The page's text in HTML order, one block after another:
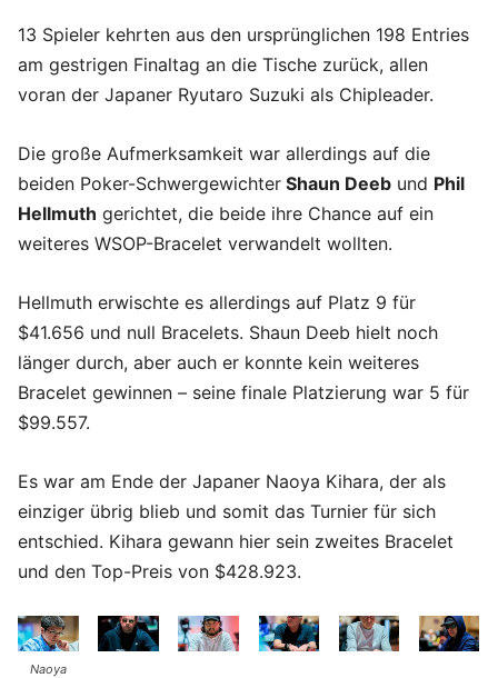
13 Spieler kehrten aus den ursprünglichen 198 Entries
am gestrigen Finaltag an die Tische zurück, allen
voran der Japaner Ryutaro Suzuki als Chipleader.
Die große Aufmerksamkeit war allerdings auf die
beiden Poker-Schwergewichter Shaun Deeb und Phil
Hellmuth gerichtet, die beide ihre Chance auf ein
weiteres WSOP-Bracelet verwandelt wollten.
Hellmuth erwischte es allerdings auf Platz 9 für
$41.656 und null Bracelets. Shaun Deeb hielt noch
länger durch, aber auch er konnte kein weiteres
Bracelet gewinnen – seine finale Platzierung war 5 für
$99.557.
Es war am Ende der Japaner Naoya Kihara, der als
einziger übrig blieb und somit das Turnier für sich
entschied. Kihara gewann hier sein zweites Bracelet
und den Top-Preis von $428.923.
Naoya